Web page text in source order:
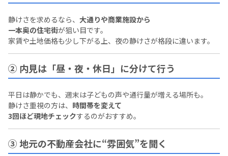
静けさを求めるなら、大通りや商業施設から
一本奥の住宅街が狙い目です。
家賃や土地価格も少し下がる上、夜の静けさが格段に違います。
② 内見は「昼・夜・休日」に分けて行う
平日は静かでも、週末は子どもの声や通行量が増える場所も。
静けさ重視の方は、 時間帯を変えて
3回ほど現地チェックするのがおすすめ。
③ 地元の不動産会社に“雰囲気”を聞く